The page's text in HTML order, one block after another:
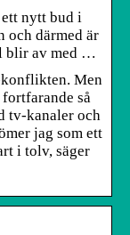
nytt bud i
och därmed är
blir av med …
Men
så
tv-kanaler och
jag som ett
i tolv, säger